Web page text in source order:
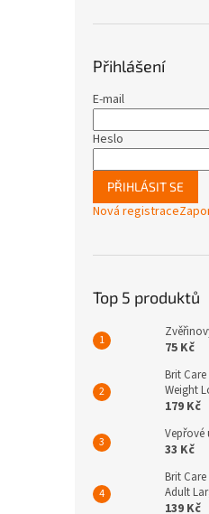
Přihlášení
E-mail
Heslo
PŘIHLÁSIT SE
Nová registrace
Top 5 produktů
75 Kč
Brit
Weight
179 Kč
Vepřové
33 Kč
Brit
Adult
139 Kč